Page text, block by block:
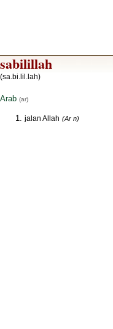
sabilillah
(sa.bi.lil.lah)
Arab (ar)
jalan Allah (Ar n)